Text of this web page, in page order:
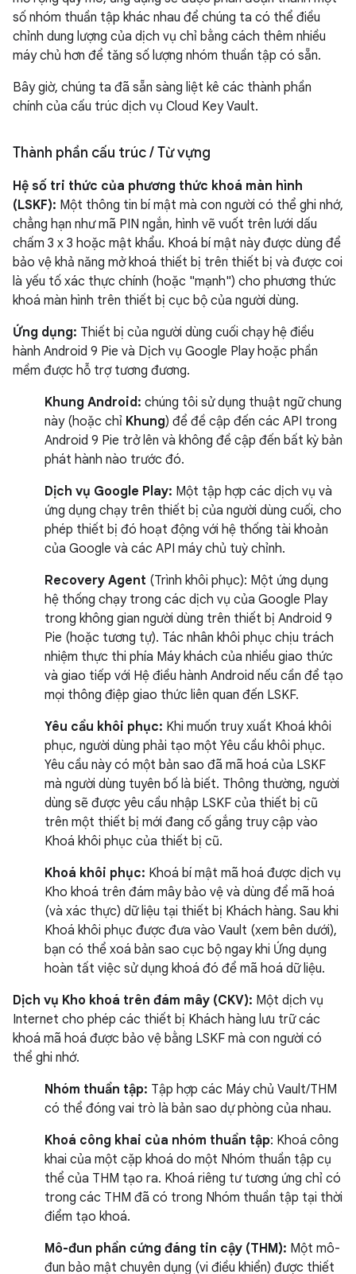
số nhóm thuần tập khác nhau để chúng ta có thể điều
chỉnh dung lượng của dịch vụ chỉ bằng cách thêm nhiều
máy chủ hơn để tăng số lượng nhóm thuần tập có sẵn.
Bây giờ, chúng ta đã sẵn sàng liệt kê các thành phần
chính của cấu trúc dịch vụ Cloud Key Vault.
Thành phần cấu trúc/Từ vựng
Hệ số tri thức của phương thức khoá màn hình
(LSKF): Một thông tin bí mật mà con người có thể ghi nhớ,
chẳng hạn như mã PIN ngắn, hình vẽ vuốt trên lưới dấu
chấm 3 x 3 hoặc mật khẩu. Khoá bí mật này được dùng để
bảo vệ khả năng mở khoá thiết bị trên thiết bị và được coi
là yếu tố xác thực chính (hoặc "mạnh") cho phương thức
khoá màn hình trên thiết bị cục bộ của người dùng.
Ứng dụng: Thiết bị của người dùng cuối chạy hệ điều
hành Android 9 Pie và Dịch vụ Google Play hoặc phần
mềm được hỗ trợ tương đương.
Khung Android: chúng tôi sử dụng thuật ngữ chung
này (hoặc chỉ Khung) để đề cập đến các API trong
Android 9 Pie trở lên và không đề cập đến bất kỳ bản
phát hành nào trước đó.
Dịch vụ Google Play: Một tập hợp các dịch vụ và
ứng dụng chạy trên thiết bị của người dùng cuối, cho
phép thiết bị đó hoạt động với hệ thống tài khoản
của Google và các API máy chủ tuỳ chỉnh.
Recovery Agent (Trình khôi phục): Một ứng dụng
hệ thống chạy trong các dịch vụ của Google Play
trong không gian người dùng trên thiết bị Android 9
Pie (hoặc tương tự). Tác nhân khôi phục chịu trách
nhiệm thực thi phía Máy khách của nhiều giao thức
và giao tiếp với Hệ điều hành Android nếu cần để tạo
mọi thông điệp giao thức liên quan đến LSKF.
Yêu cầu khôi phục: Khi muốn truy xuất Khoá khôi
phục, người dùng phải tạo một Yêu cầu khôi phục.
Yêu cầu này có một bản sao đã mã hoá của LSKF
mà người dùng tuyên bố là biết. Thông thường, người
dùng sẽ được yêu cầu nhập LSKF của thiết bị cũ
trên một thiết bị mới đang cố gắng truy cập vào
Khoá khôi phục của thiết bị cũ.
Khoá khôi phục: Khoá bí mật mã hoá được dịch vụ
Kho khoá trên đám mây bảo vệ và dùng để mã hoá
(và xác thực) dữ liệu tại thiết bị Khách hàng. Sau khi
Khoá khôi phục được đưa vào Vault (xem bên dưới),
bạn có thể xoá bản sao cục bộ ngay khi Ứng dụng
hoàn tất việc sử dụng khoá đó để mã hoá dữ liệu.
Dịch vụ Kho khoá trên đám mây (CKV): Một dịch vụ
Internet cho phép các thiết bị Khách hàng lưu trữ các
khoá mã hoá được bảo vệ bằng LSKF mà con người có
thể ghi nhớ.
Nhóm thuần tập: Tập hợp các Máy chủ Vault/THM
có thể đóng vai trò là bản sao dự phòng của nhau.
Khoá công khai của nhóm thuần tập: Khoá công
khai của một cặp khoá do một Nhóm thuần tập cụ
thể của THM tạo ra. Khoá riêng tư tương ứng chỉ có
trong các THM đã có trong Nhóm thuần tập tại thời
điểm tạo khoá.
Mô-đun phần cứng đáng tin cậy (THM): Một mô-
đun bảo mật chuyên dụng (vi điều khiển) được thiết